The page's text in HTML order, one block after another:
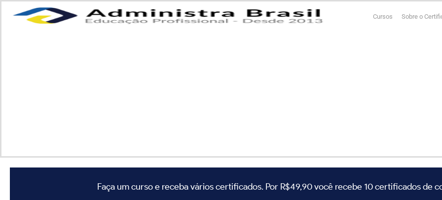
Cursos Sobre o
Faça um curso e receba vários certificados. Por R$49,90 você recebe 10 certificados de